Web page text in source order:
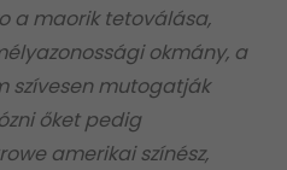
a maorik tetoválása,
okmány, a
szívesen mutogatják
őket pedig
amerikai színész,